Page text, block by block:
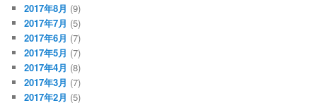
2017年8月 (9)
2017年7月 (5)
2017年6月 (7)
2017年5月 (7)
2017年4月 (8)
2017年3月 (7)
2017年2月 (5)